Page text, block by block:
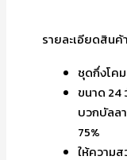
รายละเอียดสินค้า
ชุดกึ่งโค
ขนาด 24
บวกบัลล
75%
ให้ความ